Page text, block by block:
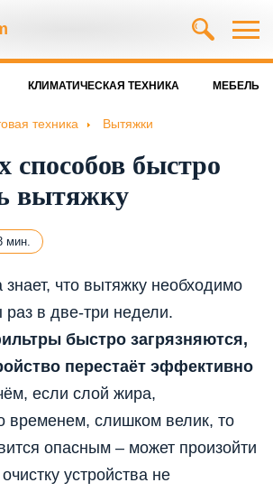
КЛИМАТИЧЕСКАЯ ТЕХНИКА МЕБЕЛЬ
техника Вытяжки
способов быстро
вытяжку
мин.
знает, что вытяжку необходимо
раз в две-три недели.
быстро загрязняются,
перестаёт эффективно
если слой жира,
временем, слишком велик, то
опасным – может произойти
устройства не